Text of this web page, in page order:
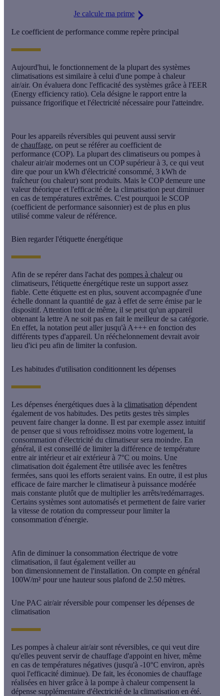
Je calcule ma prime
Le coefficient de performance comme repère principal
Aujourd'hui, le fonctionnement de la plupart des systèmes
climatisations est similaire à celui d'une pompe à chaleur
air/air. On évaluera donc l'efficacité des systèmes grâce à l'EER
(Energy efficiency ratio). Cela désigne le rapport entre la
puissance frigorifique et l'électricité nécessaire pour l'atteindre.
Pour les appareils réversibles qui peuvent aussi servir
de chauffage, on peut se référer au coefficient de
performance (COP). La plupart des climatiseurs ou pompes à
chaleur air/air modernes ont un COP supérieur à 3, ce qui veut
dire que pour un kWh d'électricité consommé, 3 kWh de
fraîcheur (ou chaleur) sont produits. Mais le COP demeure une
valeur théorique et l'efficacité de la climatisation peut diminuer
en cas de températures extrêmes. C'est pourquoi le SCOP
(coefficient de performance saisonnier) est de plus en plus
utilisé comme valeur de référence.
Bien regarder l'étiquette énergétique
Afin de se repérer dans l'achat des pompes à chaleur ou
climatiseurs, l'étiquette énergétique reste un support assez
fiable. Cette étiquette est en plus, souvent accompagnée d'une
échelle donnant la quantité de gaz à effet de serre émise par le
dispositif. Attention tout de même, il se peut qu'un appareil
obtenant la lettre A ne soit pas en fait le meilleur de sa catégorie.
En effet, la notation peut aller jusqu'à A+++ en fonction des
différents types d'appareil. Un rééchelonnement devrait avoir
lieu d'ici peu afin de limiter la confusion.
Les habitudes d'utilisation conditionnent les dépenses
Les dépenses énergétiques dues à la climatisation dépendent
également de vos habitudes. Des petits gestes très simples
peuvent faire changer la donne. Il est par exemple assez intuitif
de penser que si vous refroidissez moins votre logement, la
consommation d'électricité du climatiseur sera moindre. En
général, il est conseillé de limiter la différence de température
entre air intérieur et air extérieur à 7°C ou moins. Une
climatisation doit également être utilisée avec les fenêtres
fermées, sans quoi les efforts seraient vains. En outre, il est plus
efficace de faire marcher le climatiseur à puissance modérée
mais constante plutôt que de multiplier les arrêts/redémarrages.
Certains systèmes sont automatisés et permettent de faire varier
la vitesse de rotation du compresseur pour limiter la
consommation d'énergie.
Afin de diminuer la consommation électrique de votre
climatisation, il faut également veiller au
bon dimensionnement de l'installation. On compte en général
100W/m² pour une hauteur sous plafond de 2.50 mètres.
Une PAC air/air réversible pour compenser les dépenses de
climatisation
Les pompes à chaleur air/air sont réversibles, ce qui veut dire
qu'elles peuvent servir de chauffage d'appoint en hiver, même
en cas de températures négatives (jusqu'à -10°C environ, après
quoi l'efficacité diminue). De fait, les économies de chauffage
réalisées en hiver grâce à la pompe à chaleur compensent la
dépense supplémentaire d'électricité de la climatisation en été.